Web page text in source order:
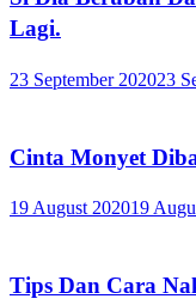
Lagi.
23 September 202023
Cinta Monyet
19 August 202019
Tips Dan Cara